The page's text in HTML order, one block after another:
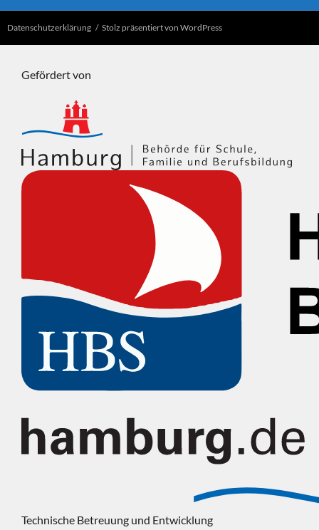
Datenschutzerklärung Stolz präsentiert von WordPress
Gefördert von
Technische Betreuung und Entwicklung